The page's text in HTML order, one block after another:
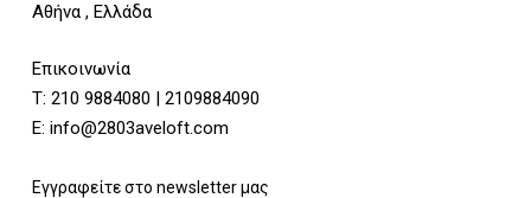
Αθήνα , Ελλάδα
Επικοινωνία
Τ: 210 9884080 | 2109884090
E: info@2803aveloft.com
Εγγραφείτε στο newsletter μας